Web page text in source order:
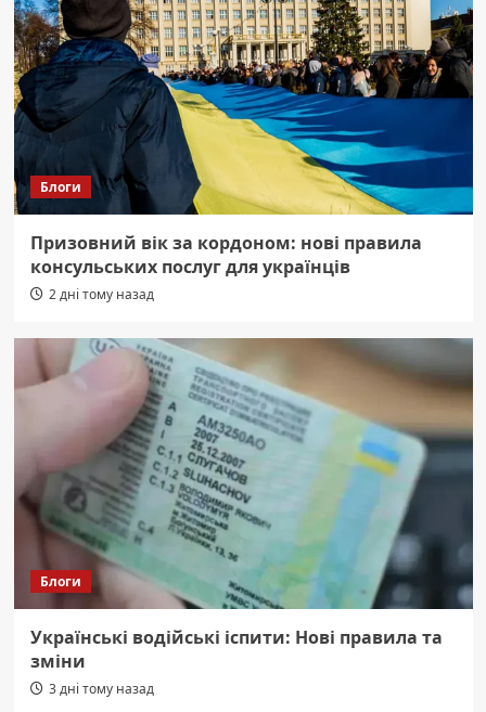
Блоги
Призовний вік за кордоном: нові правила
консульських послуг для українців
2 дні тому назад
Блоги
Українські водійські іспити: Нові правила та
зміни
3 дні тому назад